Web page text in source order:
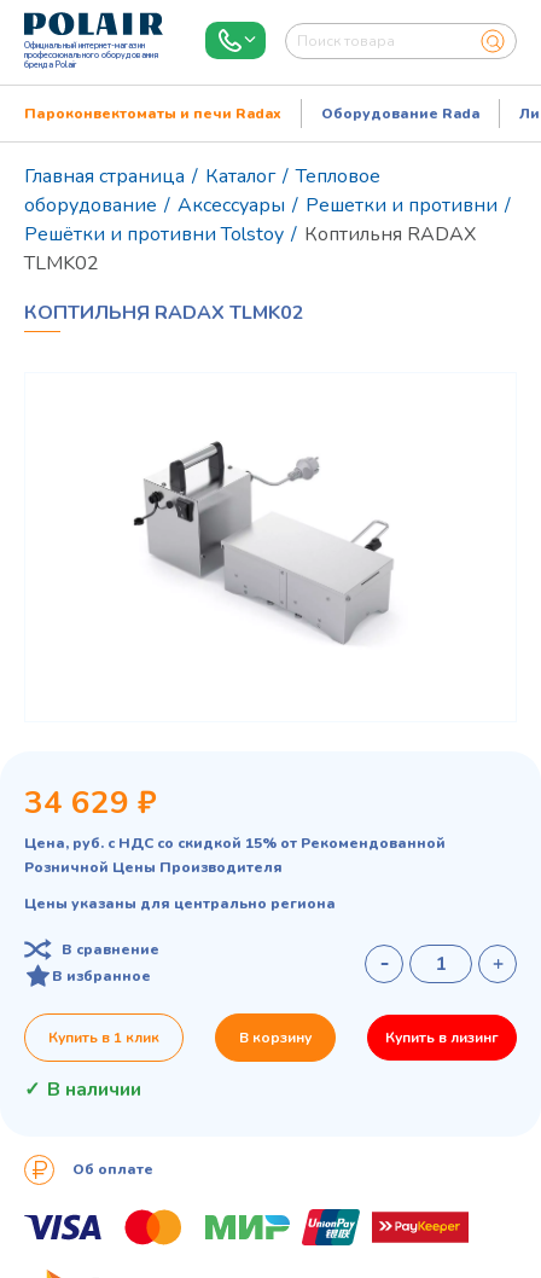
Официальный интернет-магазин
профессионального оборудования
бренда Polair
Пароконвектоматы и печи Radax Оборудование Rada
Главная страница / Каталог / Тепловое
оборудование / Аксессуары / Решетки и противни /
Решётки и противни Tolstoy / Коптильня RADAX
TLMK02
КОПТИЛЬНЯ RADAX TLMK02
34 629 ₽
Цена, руб. с НДС со скидкой 15% от Рекомендованной
Розничной Цены Производителя
Цены указаны для центрально региона
В сравнение
В избранное
Купить в 1 клик В корзину Купить в лизинг
В наличии
Об оплате